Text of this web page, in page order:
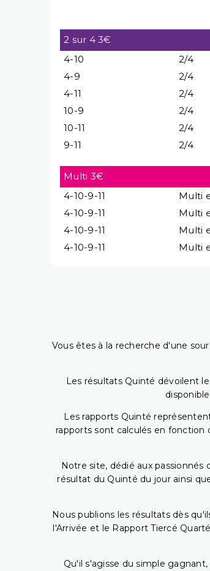
2 sur 4 3€
4-10
2/4
4-9
2/4
4-11
2/4
10-9
2/4
10-11
2/4
9-11
2/4
Multi 3€
4-10-9-11
Multi
4-10-9-11
Multi
4-10-9-11
Multi
4-10-9-11
Multi
Vous êtes à la recherche d'une
Les résultats Quinté dévoilent
Les rapports Quinté
rapports sont calculés en fonction
Notre site, dédié aux
résultat du Quinté du jour ainsi
Nous publions les résultats dès
l'Arrivée et le Rapport Tiercé
Qu'il s'agisse du simple